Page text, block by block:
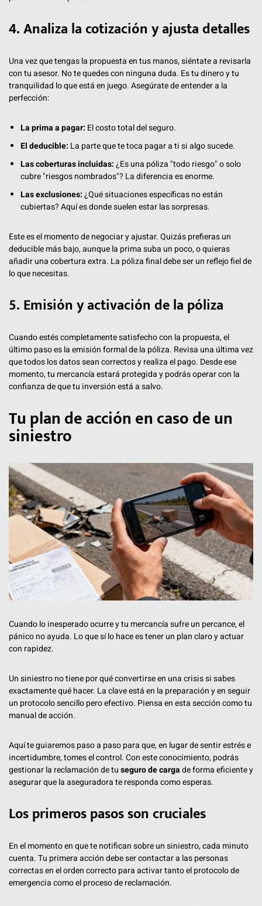
4. Analiza la cotización y ajusta detalles
Una vez que tengas la propuesta en tus manos, siéntate a revisarla
con tu asesor. No te quedes con ninguna duda. Es tu dinero y tu
tranquilidad lo que está en juego. Asegúrate de entender a la
perfección:
La prima a pagar: El costo total del seguro.
El deducible: La parte que te toca pagar a ti si algo sucede.
Las coberturas incluidas:¿Es una póliza "todo riesgo" o solo
cubre "riesgos nombrados"? La diferencia es enorme.
Las exclusiones:¿Qué situaciones específicas no están
cubiertas? Aquí es donde suelen estar las sorpresas.
Este es el momento de negociar y ajustar. Quizás prefieras un
deducible más bajo, aunque la prima suba un poco, o quieras
añadir una cobertura extra. La póliza final debe ser un reflejo fiel de
lo que necesitas.
5. Emisión y activación de la póliza
Cuando estés completamente satisfecho con la propuesta, el
último paso es la emisión formal de la póliza. Revisa una última vez
que todos los datos sean correctos y realiza el pago. Desde ese
momento, tu mercancía estará protegida y podrás operar con la
confianza de que tu inversión está a salvo.
Tu plan de acción en caso de un
siniestro
Cuando lo inesperado ocurre y tu mercancía sufre un percance, el
pánico no ayuda. Lo que sí lo hace es tener un plan claro y actuar
con rapidez.
Un siniestro no tiene por qué convertirse en una crisis si sabes
exactamente qué hacer. La clave está en la preparación y en seguir
un protocolo sencillo pero efectivo. Piensa en esta sección como tu
manual de acción.
Aquí te guiaremos paso a paso para que, en lugar de sentir estrés e
incertidumbre, tomes el control. Con este conocimiento, podrás
gestionar la reclamación de tuseguro de cargade forma eficiente y
asegurar que la aseguradora te responda como esperas.
Los primeros pasos son cruciales
En el momento en que te notifican sobre un siniestro, cada minuto
cuenta. Tu primera acción debe ser contactar a las personas
correctas en el orden correcto para activar tanto el protocolo de
emergencia como el proceso de reclamación.